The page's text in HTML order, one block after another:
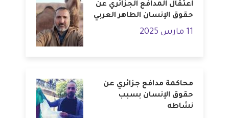
اعتقال المدافع الجزائري عن
حقوق الإنسان الطاهر العربي
11 مارس 2025
محاكمة مدافع جزائري عن
حقوق الإنسان بسبب
نشاطه